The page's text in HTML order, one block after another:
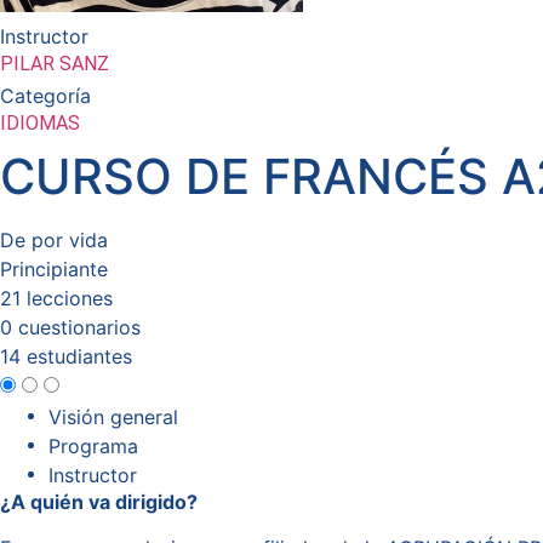
Instructor
PILAR SANZ
Categoría
IDIOMAS
CURSO DE FRANCÉS
De por vida
Principiante
21 lecciones
0 cuestionarios
14 estudiantes
Visión general
Programa
Instructor
¿A quién va dirigido?